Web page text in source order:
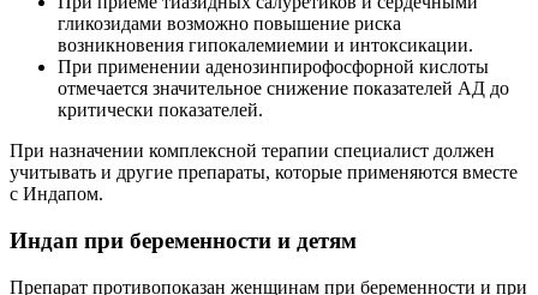
гликозидами возможно повышение риска
возникновения гипокалемиемии и интоксикации.
При применении аденозинпирофосфорной кислоты
отмечается значительное снижение показателей АД до
критически показателей.
При назначении комплексной терапии специалист должен
учитывать и другие препараты, которые применяются вместе
с Индапом.
Индап при беременности и детям
Препарат противопоказан женщинам при беременности и при